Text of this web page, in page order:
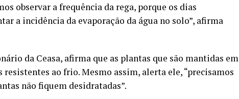
observar a frequência da rega, porque os dias
a incidência da evaporação da água no solo”, afirma
da Ceasa, afirma que as plantas que são mantidas em
ao frio. Mesmo assim, alerta ele, “precisamos
não fiquem desidratadas”.